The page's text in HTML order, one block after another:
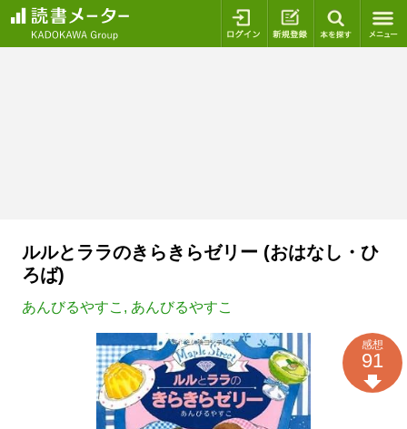
ログイン 新規登録
ルルとララのきらきらゼリー (おはなし・ひ
ろば)
あんびるやすこ , あんびるやすこ
感想
91